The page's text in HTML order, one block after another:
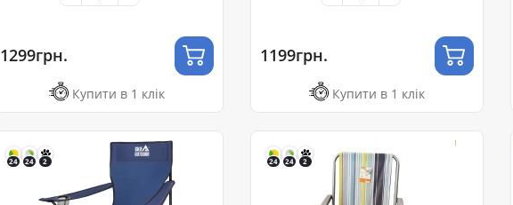
1299грн.
Купити в 1 клік
1199грн.
Купити в 1 клік
24 24 2 24 24 2